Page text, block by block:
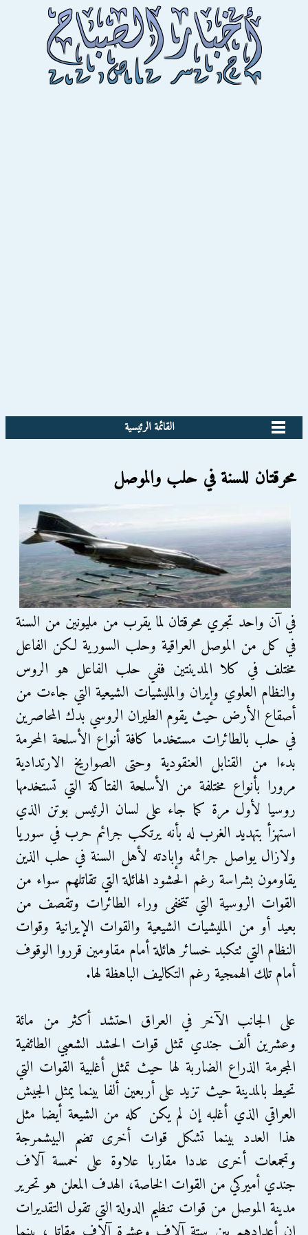
القائمة الرئيسية
محرقتان للسنة في حلب والموصل
في آن واحد تجري محرقتان لما يقرب من مليونين من السنة
في كل من الموصل العراقية وحلب السورية لكن الفاعل
مختلف في كلا المدينتين ففي حلب الفاعل هو الروس
والنظام العلوي وإيران والمليشيات الشيعية التي جاءت من
أصقاع الأرض حيث يقوم الطيران الروسي بدك المحاصرين
في حلب بالطائرات مستخدما كافة أنواع الأسلحة المحرمة
بدءا من القنابل العنقودية وحتى الصواريخ الارتدادية
مرورا بأنواع مختلفة من الأسلحة الفتاكة التي تستخدمها
روسيا لأول مرة كما جاء على لسان الرئيس بوتن الذي
استهزأ بتهديد الغرب له بأنه يرتكب جرائم حرب في سوريا
ولازال يواصل جرائمه وإبادته لأهل السنة في حلب الذين
يقاومون بشراسة رغم الحشود الهائلة التي تقاتلهم سواء من
القوات الروسية التي تتخفى وراء الطائرات وتقصف من
بعيد أو من المليشيات الشيعية والقوات الإيرانية وقوات
النظام التي تتكبد خسائر هائلة أمام مقاومين قرروا الوقوف
أمام تلك الهمجية رغم التكاليف الباهظة لها.
على الجانب الآخر في العراق احتشد أكثر من مائة
وعشرين ألف جندي تمثل قوات الحشد الشعبي الطائفية
المجرمة الذراع الضاربة لها حيث تمثل أغلبية القوات التي
تحيط بالمدينة حيث تزيد على أربعين ألفا بينما يمثل الجيش
العراقي الذي أغلبه إن لم يكن كله من الشيعة أيضا مثل
هذا العدد بينما تشكل قوات أخرى تضم البيشمرجة
وتجمعات أخرى عددا مقاربا علاوة على خمسة آلاف
جندي أميركي من القوات الخاصة، الهدف المعلن هو تحرير
مدينة الموصل من قوات تنظيم الدولة التي تقول التقديرات